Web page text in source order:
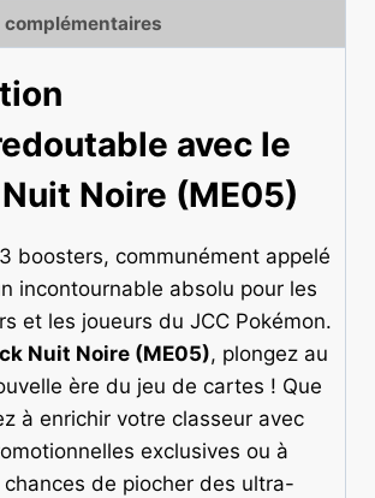
avec le
Noire (ME05)
boosters, communément appelé
incontournable absolu pour les
et les joueurs du JCC Pokémon.
Nuit Noire (ME05), plongez au
ère du jeu de cartes ! Que
à enrichir votre classeur avec
exclusives ou à
de piocher des ultra-